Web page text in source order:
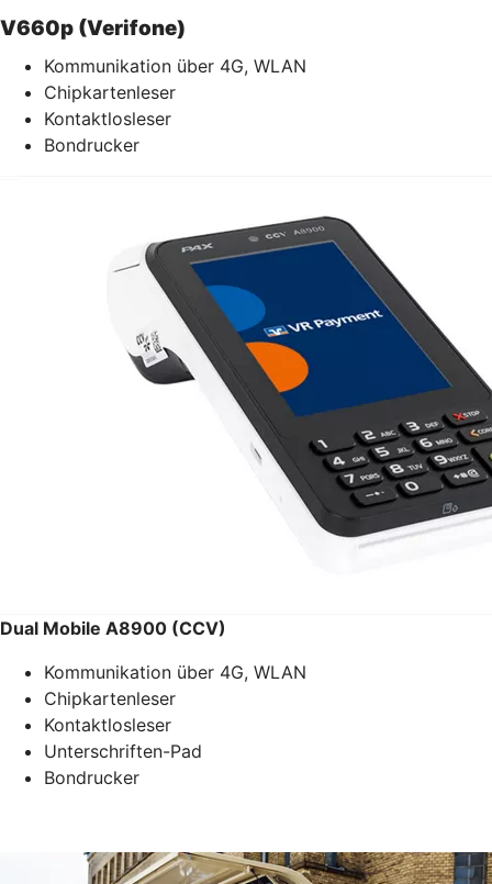
V660p (Verifone)
Kommunikation über 4G, WLAN
Chipkartenleser
Kontaktlosleser
Bondrucker
Dual Mobile A8900 (CCV)
Kommunikation über 4G, WLAN
Chipkartenleser
Kontaktlosleser
Unterschriften-Pad
Bondrucker